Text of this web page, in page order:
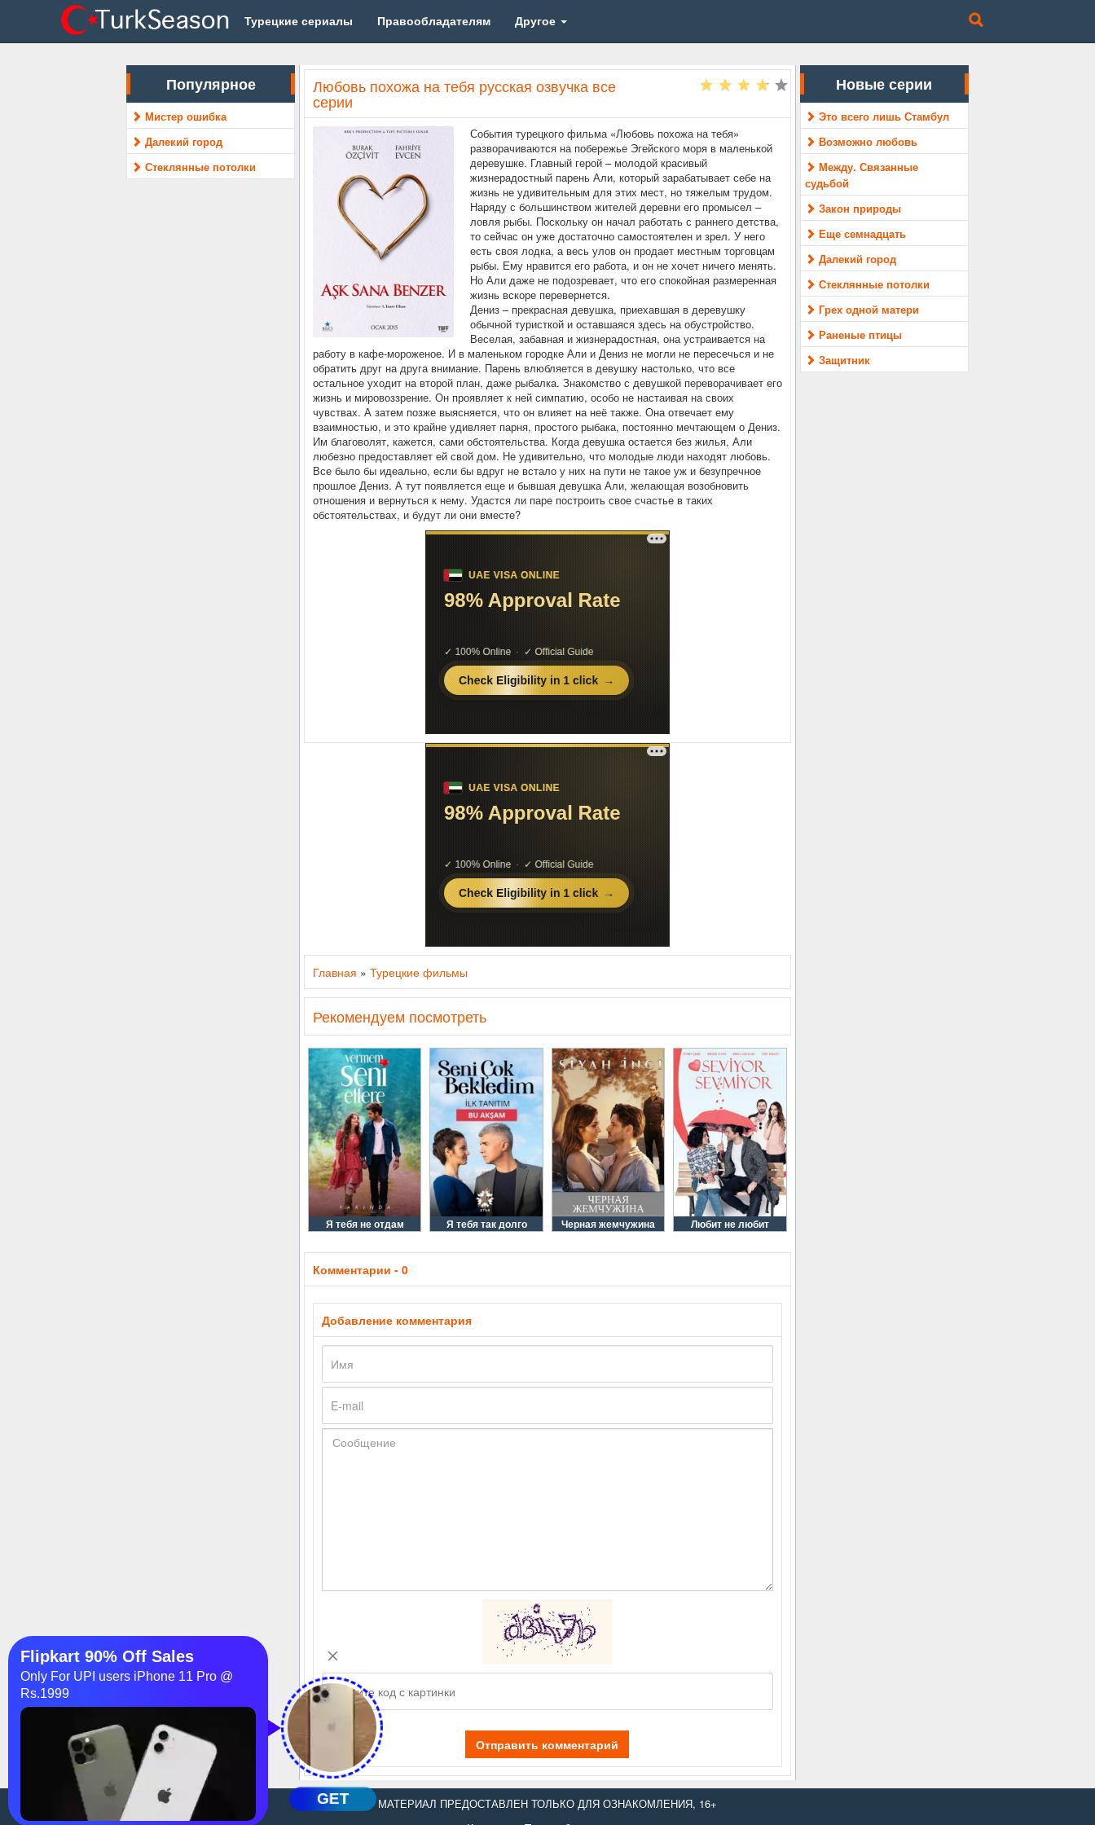
Турецкие сериалы Правообладателям Другое
Популярное
Мистер ошибка
Далекий город
Стеклянные потолки
Любовь похожа на тебя русская озвучка все
серии
События турецкого фильма «Любовь похожа на тебя»
разворачиваются на побережье Эгейского моря в маленькой
деревушке. Главный герой – молодой красивый
жизнерадостный парень Али, который зарабатывает себе на
жизнь не удивительным для этих мест, но тяжелым трудом.
Наряду с большинством жителей деревни его промысел –
ловля рыбы. Поскольку он начал работать с раннего детства,
то сейчас он уже достаточно самостоятелен и зрел. У него
есть своя лодка, а весь улов он продает местным торговцам
рыбы. Ему нравится его работа, и он не хочет ничего менять.
Но Али даже не подозревает, что его спокойная размеренная
жизнь вскоре перевернется.
Дениз – прекрасная девушка, приехавшая в деревушку
обычной туристкой и оставшаяся здесь на обустройство.
Веселая, забавная и жизнерадостная, она устраивается на
работу в кафе-мороженое. И в маленьком городке Али и Дениз не могли не пересечься и не
обратить друг на друга внимание. Парень влюбляется в девушку настолько, что все
остальное уходит на второй план, даже рыбалка. Знакомство с девушкой переворачивает его
жизнь и мировоззрение. Он проявляет к ней симпатию, особо не настаивая на своих
чувствах. А затем позже выясняется, что он влияет на неё также. Она отвечает ему
взаимностью, и это крайне удивляет парня, простого рыбака, постоянно мечтающем о Дениз.
Им благоволят, кажется, сами обстоятельства. Когда девушка остается без жилья, Али
любезно предоставляет ей свой дом. Не удивительно, что молодые люди находят любовь.
Все было бы идеально, если бы вдруг не встало у них на пути не такое уж и безупречное
прошлое Дениз. А тут появляется еще и бывшая девушка Али, желающая возобновить
отношения и вернуться к нему. Удастся ли паре построить свое счастье в таких
обстоятельствах, и будут ли они вместе?
Главная » Турецкие фильмы
Рекомендуем посмотреть
Я тебя не отдам Я тебя так долго Черная жемчужина Любит не любит
Комментарии - 0
Добавление комментария
Отправить комментарий
Новые серии
Это всего лишь Стамбул
Возможно любовь
Между. Связанные
судьбой
Закон природы
Еще семнадцать
Далекий город
Стеклянные потолки
Грех одной матери
Раненые птицы
Защитник
МАТЕРИАЛ ПРЕДОСТАВЛЕН ТОЛЬКО ДЛЯ ОЗНАКОМЛЕНИЯ, 16+